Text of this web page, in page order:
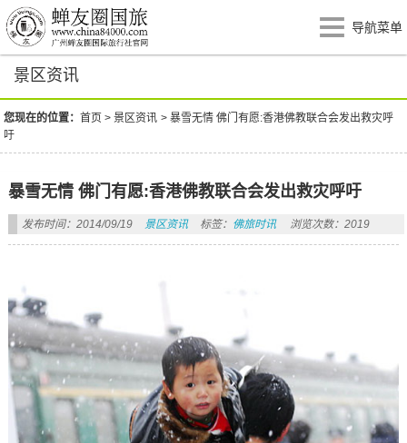
导航菜单
景区资讯
您现在的位置：首页 >景区资讯 >暴雪无情 佛门有愿:香港佛教联合会发出救灾呼
吁
暴雪无情 佛门有愿:香港佛教联合会发出救灾呼吁
发布时间：2014/09/19 景区资讯 标签： 佛旅时讯 浏览次数：2019